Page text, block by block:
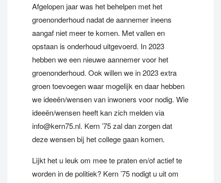
Afgelopen jaar was het behelpen met het
groenonderhoud nadat de aannemer ineens
aangaf niet meer te komen. Met vallen en
opstaan is onderhoud uitgevoerd. In 2023
hebben we een nieuwe aannemer voor het
groenonderhoud. Ook willen we in 2023 extra
groen toevoegen waar mogelijk en daar hebben
we ideeën/wensen van inwoners voor nodig. Wie
ideeën/wensen heeft kan zich melden via
info@kern75.nl. Kern ’75 zal dan zorgen dat
deze wensen bij het college gaan komen.
Lijkt het u leuk om mee te praten en/of actief te
worden in de politiek? Kern ’75 nodigt u uit om